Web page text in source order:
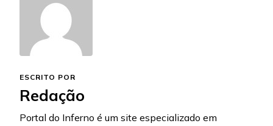
ESCRITO POR
Redação
Portal do Inferno é um site especializado em